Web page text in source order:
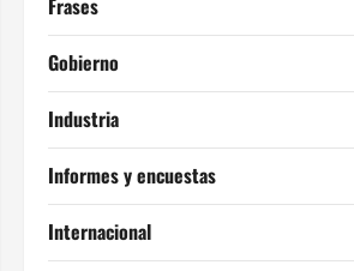
Frases
Gobierno
Industria
Informes y encuestas
Internacional